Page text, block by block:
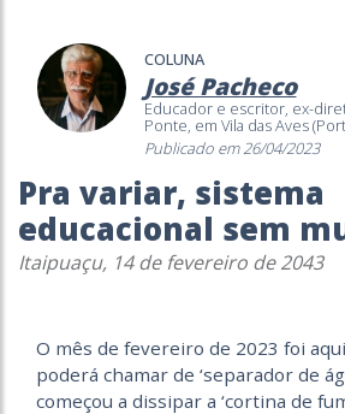
COLUNA
José Pacheco
Educador e escritor, ex-
Ponte, em Vila das Aves
Publicado em 26/04/2023
Pra variar, sistema
educacional sem
Itaipuaçu, 14 de fevereiro de 2043
O mês de fevereiro de 2023 foi
poderá chamar de ‘separador de
começou a dissipar a ‘cortina de